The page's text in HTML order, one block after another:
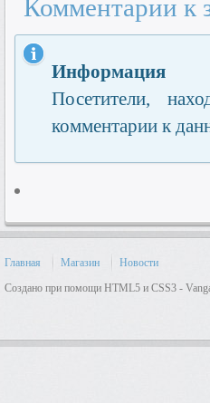
Комментарии к
Информация
Посетители,
комментарии к
Главная Магазин
Новости
Создано при помощи HTML5 и CSS3 -